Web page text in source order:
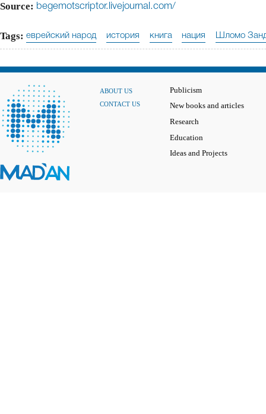
Source: begemotscriptor.livejournal.com/
Tags: еврейский народ история книга нация Шломо
ABOUT US
CONTACT US
Publicism
New books and articles
Research
Education
Ideas and Projects